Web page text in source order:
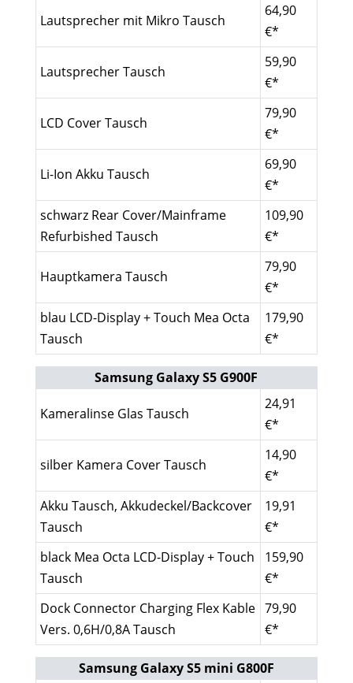
Lautsprecher mit Mikro Tausch
64,90
€*
Lautsprecher Tausch
59,90
€*
LCD Cover Tausch
79,90
€*
Li-Ion Akku Tausch
69,90
€*
schwarz Rear Cover/Mainframe
Refurbished Tausch
109,90
€*
Hauptkamera Tausch
79,90
€*
blau LCD-Display + Touch Mea Octa
Tausch
179,90
€*
Samsung Galaxy S5 G900F
Kameralinse Glas Tausch
24,91
€*
silber Kamera Cover Tausch
14,90
€*
Akku Tausch, Akkudeckel/Backcover
Tausch
19,91
€*
black Mea Octa LCD-Display + Touch
Tausch
159,90
€*
Dock Connector Charging Flex Kable
Vers. 0,6H/0,8A Tausch
79,90
€*
Samsung Galaxy S5 mini G800F